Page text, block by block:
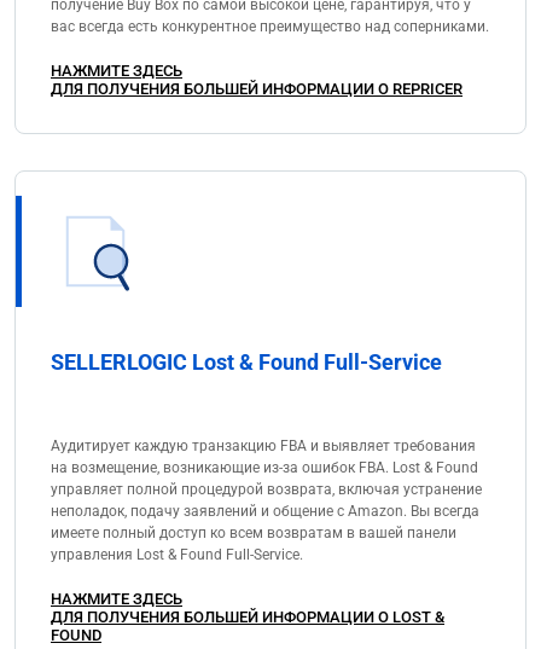
получение Buy Box по самой высокой цене, гарантируя, что у
вас всегда есть конкурентное преимущество над соперниками.
НАЖМИТЕ ЗДЕСЬ
ДЛЯ ПОЛУЧЕНИЯ БОЛЬШЕЙ ИНФОРМАЦИИ О REPRICER
SELLERLOGIC Lost & Found Full-Service
Аудитирует каждую транзакцию FBA и выявляет требования
на возмещение, возникающие из-за ошибок FBA. Lost & Found
управляет полной процедурой возврата, включая устранение
неполадок, подачу заявлений и общение с Amazon. Вы всегда
имеете полный доступ ко всем возвратам в вашей панели
управления Lost & Found Full-Service.
НАЖМИТЕ ЗДЕСЬ
ДЛЯ ПОЛУЧЕНИЯ БОЛЬШЕЙ ИНФОРМАЦИИ О LOST &
FOUND